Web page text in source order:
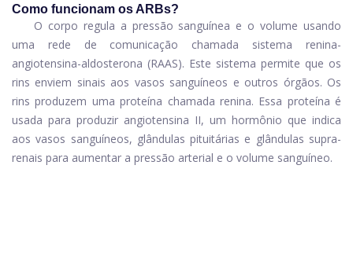
Como funcionam os ARBs?
O corpo regula a pressão sanguínea e o volume usando
uma rede de comunicação chamada sistema renina-
angiotensina-aldosterona (RAAS). Este sistema permite que os
rins enviem sinais aos vasos sanguíneos e outros órgãos. Os
rins produzem uma proteína chamada renina. Essa proteína é
usada para produzir angiotensina II, um hormônio que indica
aos vasos sanguíneos, glândulas pituitárias e glândulas supra-
renais para aumentar a pressão arterial e o volume sanguíneo.